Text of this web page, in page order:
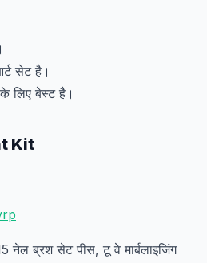
सेट है।
लिए बेस्ट है।
Kit
ब्रश सेट पीस, टू वे मार्बलाइजिंग